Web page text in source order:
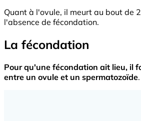
Quant à l'ovule, il meurt au bout de
l'absence de fécondation.
La fécondation
Pour qu'une fécondation ait lieu, il
entre un ovule et un spermatozoïde.